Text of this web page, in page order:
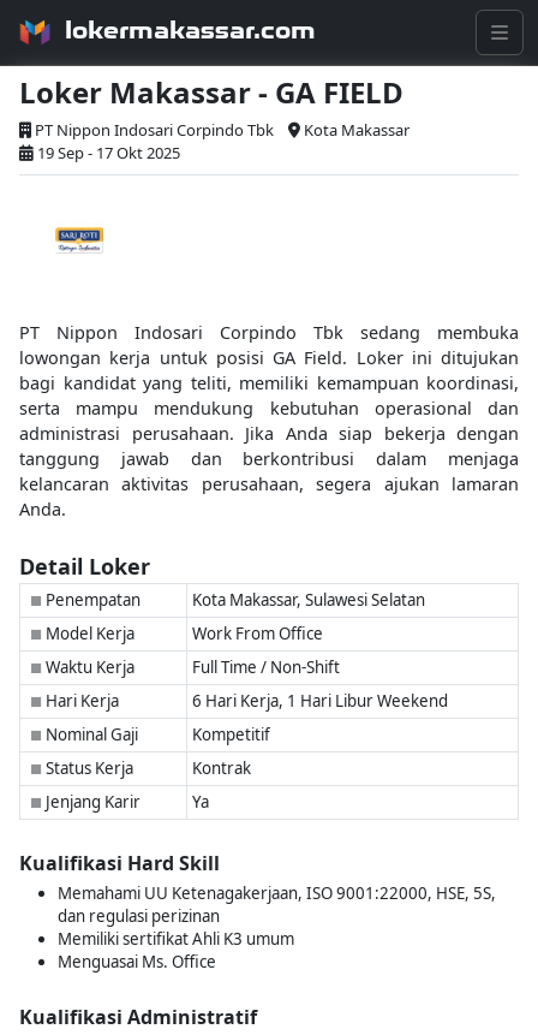
lokermakassar.com
Loker Makassar - GA FIELD
PT Nippon Indosari Corpindo Tbk
Kota Makassar
19 Sep - 17 Okt 2025
PT Nippon Indosari Corpindo Tbk sedang membuka
lowongan kerja untuk posisi GA Field. Loker ini ditujukan
bagi kandidat yang teliti, memiliki kemampuan koordinasi,
serta mampu mendukung kebutuhan operasional dan
administrasi perusahaan. Jika Anda siap bekerja dengan
tanggung jawab dan berkontribusi dalam menjaga
kelancaran aktivitas perusahaan, segera ajukan lamaran
Anda.
Detail Loker
■ Penempatan Kota Makassar, Sulawesi Selatan
■ Model Kerja Work From Office
■ Waktu Kerja Full Time / Non-Shift
■ Hari Kerja 6 Hari Kerja, 1 Hari Libur Weekend
■ Nominal Gaji Kompetitif
■ Status Kerja Kontrak
■ Jenjang Karir Ya
Kualifikasi Hard Skill
Memahami UU Ketenagakerjaan, ISO 9001:22000, HSE, 5S,
dan regulasi perizinan
Memiliki sertifikat Ahli K3 umum
Menguasai Ms. Office
Kualifikasi Administratif